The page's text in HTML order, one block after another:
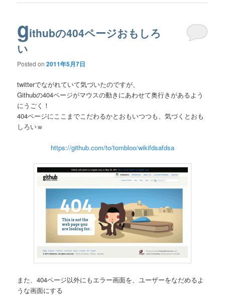
githubの404ページおもしろ
い
Posted on2011年5月7日
twitterでながれていて気づいたのですが、
Githubの404ページがマウスの動きにあわせて奥行きがあるよう
にうごく！
404ページにここまでこだわるかとおもいつつも、気づくとおも
しろいｗ
https://github.com/to/tombloo/wikifdsafdsa
また、404ページ以外にもエラー画面を、ユーザーをなだめるよ
うな画面にする